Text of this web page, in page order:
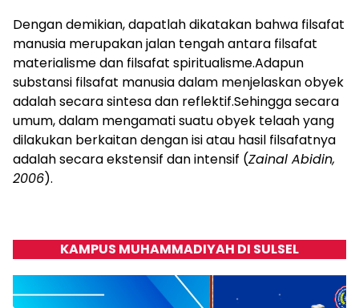
Dengan demikian, dapatlah dikatakan bahwa filsafat
manusia merupakan jalan tengah antara filsafat
materialisme dan filsafat spiritualisme.Adapun
substansi filsafat manusia dalam menjelaskan obyek
adalah secara sintesa dan reflektif.Sehingga secara
umum, dalam mengamati suatu obyek telaah yang
dilakukan berkaitan dengan isi atau hasil filsafatnya
adalah secara ekstensif dan intensif (Zainal Abidin,
2006).
KAMPUS MUHAMMADIYAH DI SULSEL